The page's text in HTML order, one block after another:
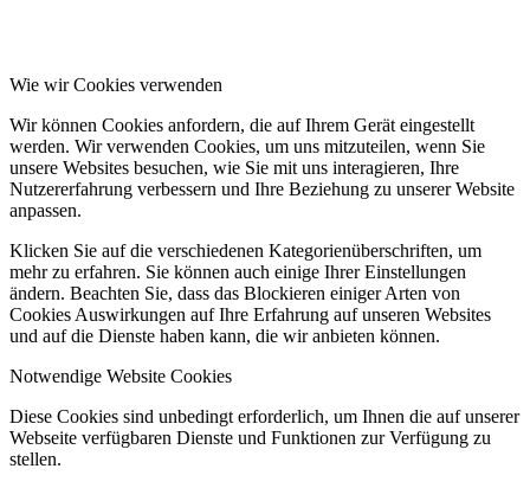
Wie wir Cookies verwenden
Wir können Cookies anfordern, die auf Ihrem Gerät eingestellt
werden. Wir verwenden Cookies, um uns mitzuteilen, wenn Sie
unsere Websites besuchen, wie Sie mit uns interagieren, Ihre
Nutzererfahrung verbessern und Ihre Beziehung zu unserer Website
anpassen.
Klicken Sie auf die verschiedenen Kategorienüberschriften, um
mehr zu erfahren. Sie können auch einige Ihrer Einstellungen
ändern. Beachten Sie, dass das Blockieren einiger Arten von
Cookies Auswirkungen auf Ihre Erfahrung auf unseren Websites
und auf die Dienste haben kann, die wir anbieten können.
Notwendige Website Cookies
Diese Cookies sind unbedingt erforderlich, um Ihnen die auf unserer
Webseite verfügbaren Dienste und Funktionen zur Verfügung zu
stellen.